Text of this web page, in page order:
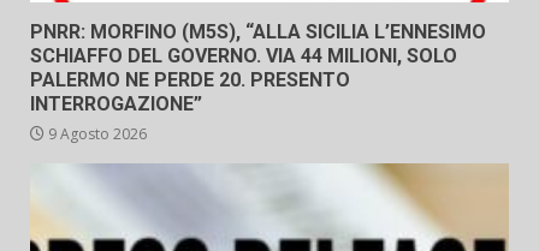
PNRR: MORFINO (M5S), “ALLA SICILIA L’ENNESIMO
SCHIAFFO DEL GOVERNO. VIA 44 MILIONI, SOLO
PALERMO NE PERDE 20. PRESENTO
INTERROGAZIONE”
9 Agosto 2026